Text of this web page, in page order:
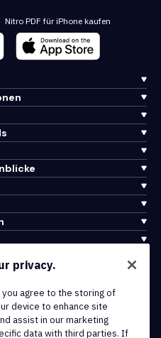
Nitro PDF für iPhone kaufen
privacy.
you agree to the storing of
device to enhance site
assist in our marketing
data with third parties. If